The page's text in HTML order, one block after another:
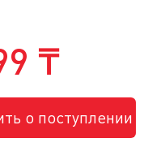
₸
о поступлении